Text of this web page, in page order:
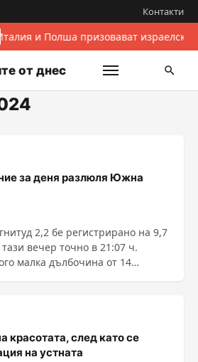
Контакти
Италия и Полша призовават
от днес
за деня разлюля Южна
2,2 бе регистрирано на 9,7
вечер точно в 21:07 ч.
малка дълбочина от 14
красотата, след като се
на устната